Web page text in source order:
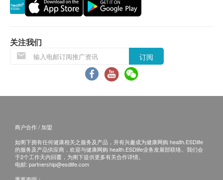
关注我们
订阅
商户合作 / 加盟
如阁下拥有任何健康相关之服务及产品，并有兴趣成为健康网购 health.ESDlife
的服务及产品供应商，欢迎与健康网购 health.ESDlife业务发展部联络。我们会
于2个工作天内回覆，为阁下提供更多有关合作详情。
电邮: partnership@esdlife.com